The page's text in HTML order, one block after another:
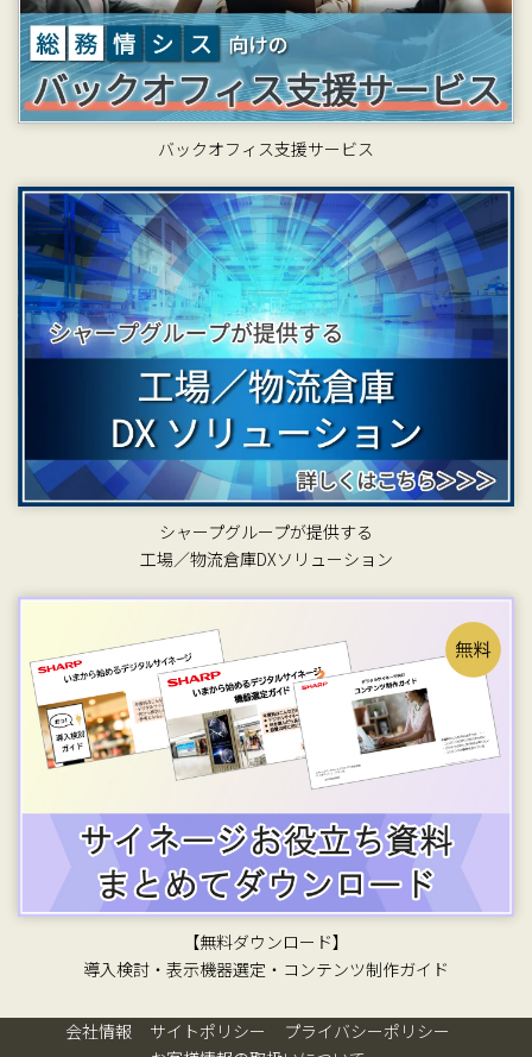
バックオフィス支援サービス
シャープグループが提供する
工場／物流倉庫DXソリューション
【無料ダウンロード】
導入検討・表示機器選定・コンテンツ制作ガイド
会社情報 サイトポリシー
プライバシーポリシー